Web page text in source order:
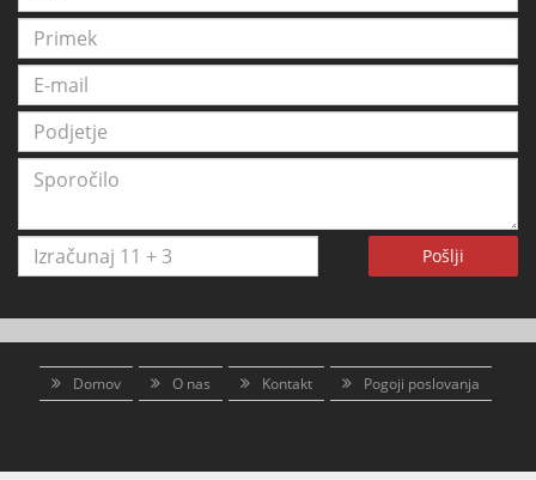
Pošlji
Domov O nas Kontakt Pogoji poslovanja